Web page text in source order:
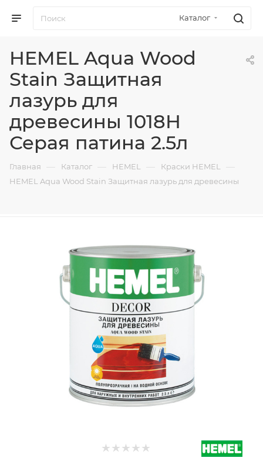
Каталог
HEMEL Aqua Wood
Stain Защитная
лазурь для
древесины 1018H
Серая патина 2.5л
Главная — Каталог — HEMEL — Краски HEMEL —
HEMEL Aqua Wood Stain Защитная лазурь для древесины